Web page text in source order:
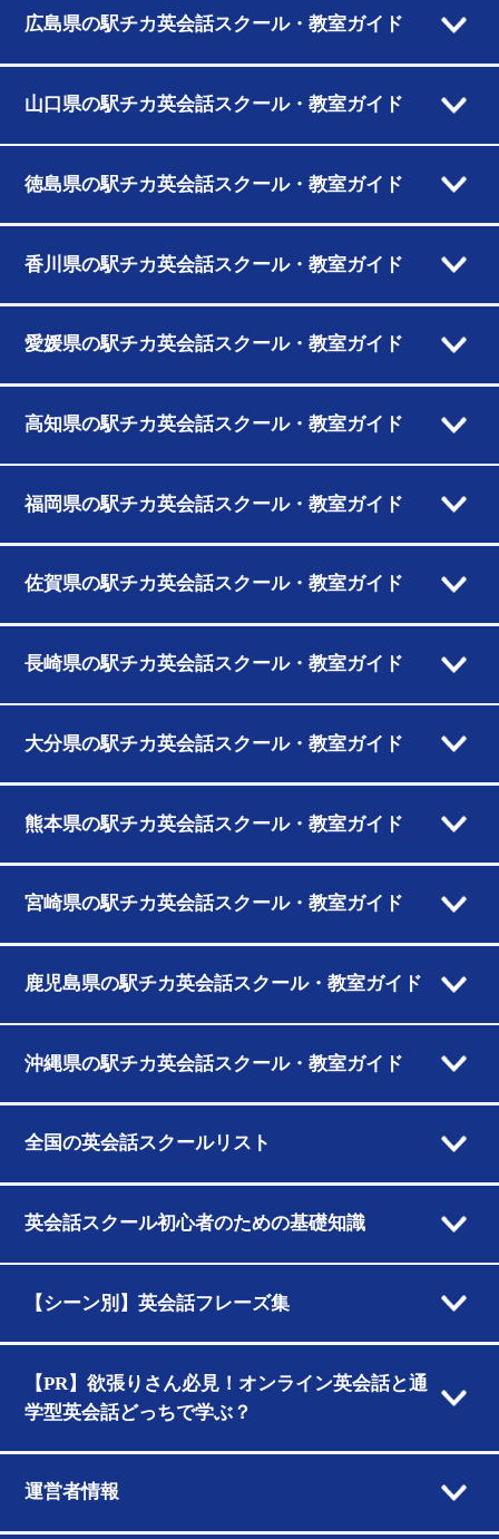
広島県の駅チカ英会話スクール・教室ガイド
山口県の駅チカ英会話スクール・教室ガイド
徳島県の駅チカ英会話スクール・教室ガイド
香川県の駅チカ英会話スクール・教室ガイド
愛媛県の駅チカ英会話スクール・教室ガイド
高知県の駅チカ英会話スクール・教室ガイド
福岡県の駅チカ英会話スクール・教室ガイド
佐賀県の駅チカ英会話スクール・教室ガイド
長崎県の駅チカ英会話スクール・教室ガイド
大分県の駅チカ英会話スクール・教室ガイド
熊本県の駅チカ英会話スクール・教室ガイド
宮崎県の駅チカ英会話スクール・教室ガイド
鹿児島県の駅チカ英会話スクール・教室ガイド
沖縄県の駅チカ英会話スクール・教室ガイド
全国の英会話スクールリスト
英会話スクール初心者のための基礎知識
【シーン別】英会話フレーズ集
【PR】欲張りさん必見！オンライン英会話と通
学型英会話どっちで学ぶ？
運営者情報